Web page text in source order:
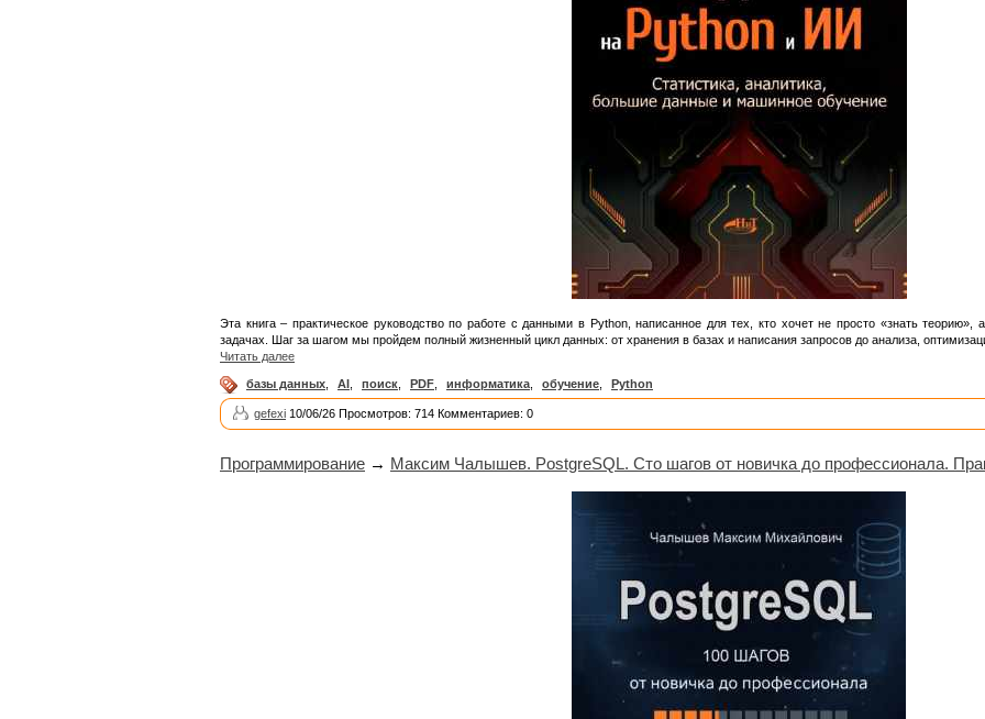
Эта книга – практическое руководство по работе с данными в Python, написанное для тех, кто хочет не просто «знать
задачах. Шаг за шагом мы пройдем полный жизненный цикл данных: от хранения в базах и написания запросов до анализа,
Читать далее
базы данных AI поиск PDF информатика обучение Python
gefexi 10/06/26 Просмотров: 714 Комментариев: 0
Программирование → Максим Чалышев. PostgreSQL. Сто шагов от новичка до профессионала.